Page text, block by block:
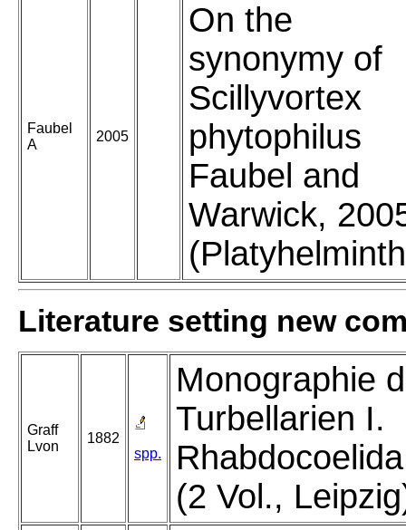
Faubel
A
2005
On the
synonymy of
Scillyvortex
phytophilus
Faubel and
Warwick,
Literature setting new
Graff
Lvon
1882
spp.
Monographie
Turbellarien I.
(2 Vol.,